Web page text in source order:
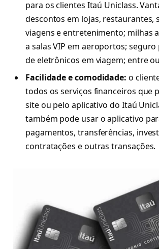
para os clientes Itaú Uniclass.
descontos em lojas, restaurantes,
viagens e entretenimento; milhas
a salas VIP em aeroportos;
de eletrônicos em viagem; entre
Facilidade e comodidade: o
todos os serviços financeiros que
site ou pelo aplicativo do Itaú
também pode usar o aplicativo
pagamentos, transferências,
contratações e outras transações.